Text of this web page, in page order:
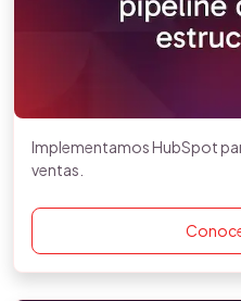
Implementamos HubSpot
ventas.